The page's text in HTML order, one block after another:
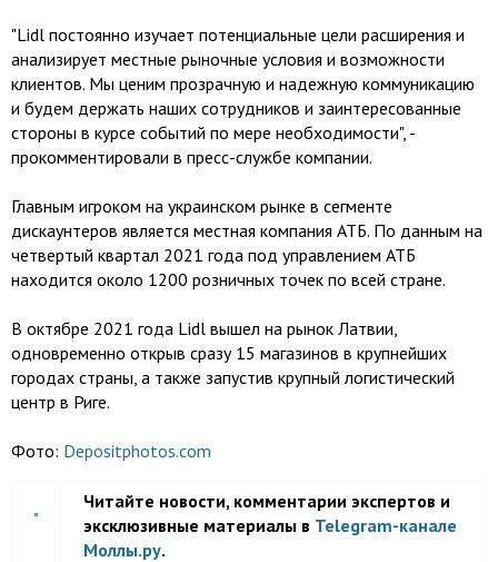
"Lidl постоянно изучает потенциальные цели расширения и
анализирует местные рыночные условия и возможности
клиентов. Мы ценим прозрачную и надежную коммуникацию
и будем держать наших сотрудников и заинтересованные
стороны в курсе событий по мере необходимости", -
прокомментировали в пресс-службе компании.
Главным игроком на украинском рынке в сегменте
дискаунтеров является местная компания АТБ. По данным на
четвертый квартал 2021 года под управлением АТБ
находится около 1200 розничных точек по всей стране.
В октябре 2021 года Lidl вышел на рынок Латвии,
одновременно открыв сразу 15 магазинов в крупнейших
городах страны, а также запустив крупный логистический
центр в Риге.
Фото: Depositphotos.com
Читайте новости, комментарии экспертов и
эксклюзивные материалы в Telegram-канале
Моллы.ру.